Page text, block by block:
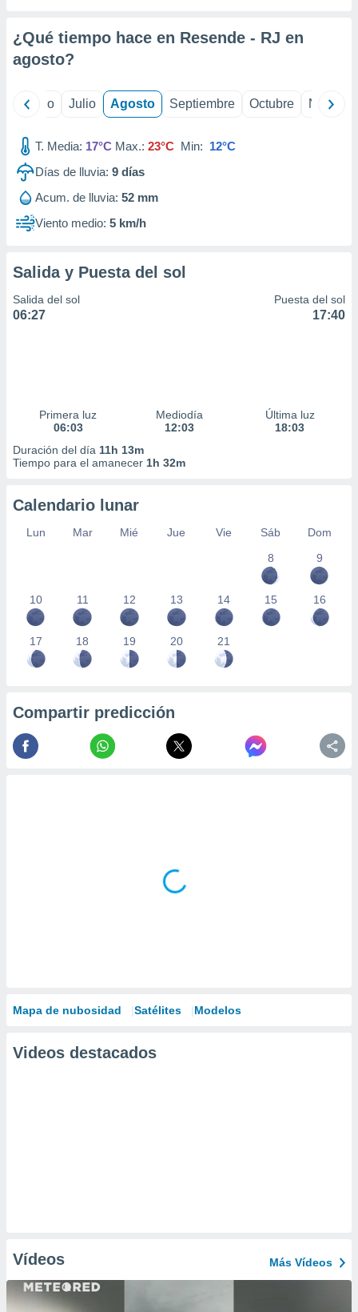
e
de
¿Qué tiempo hace en Resende - RJ en
agosto?
Junio Julio Agosto Septiembre Octubre
T. Media: 17°C Max.: 23°C Min: 12°C
Días de lluvia: 9 días
Acum. de lluvia: 52 mm
Viento medio: 5 km/h
Salida y Puesta del sol
Salida del sol
06:27
Puesta del sol
17:40
Primera luz
06:03
Mediodía
12:03
Última luz
18:03
Duración del día 11h 13m
Tiempo para el amanecer 1h 32m
Calendario lunar
Lun Mar Mié Jue Vie Sáb
Dom
8
9
10 11 12 13 14 15 16
17 18 19 20 21
Compartir predicción
Mapa de nubosidad Satélites Modelos
Videos destacados
Vídeos Más Vídeos